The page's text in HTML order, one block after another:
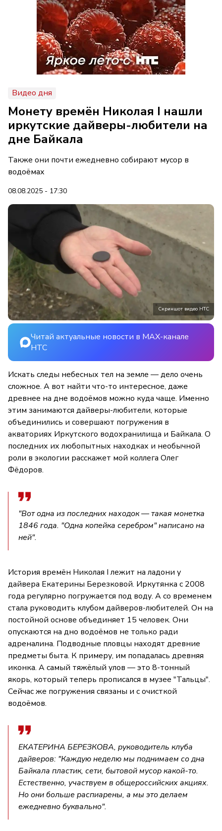
Видео дня
Монету времён Николая I нашли
иркутские дайверы-любители на
дне Байкала
Также они почти ежедневно собирают мусор в
водоёмах
08.08.2025 - 17:30
Скриншот видео НТС
Читай актуальные новости в MAX-канале
НТС
Искать следы небесных тел на земле — дело очень
сложное. А вот найти что-то интересное, даже
древнее на дне водоёмов можно куда чаще. Именно
этим занимаются дайверы-любители, которые
объединились и совершают погружения в
акваториях Иркутского водохранилища и Байкала. О
последних их любопытных находках и необычной
роли в экологии расскажет мой коллега Олег
Фёдоров.
"Вот одна из последних находок — такая монетка
1846 года. "Одна копейка серебром" написано на
ней".
История времён Николая I лежит на ладони у
дайвера Екатерины Березковой. Иркутянка с 2008
года регулярно погружается под воду. А со временем
стала руководить клубом дайверов-любителей. Он на
постойной основе объединяет 15 человек. Они
опускаются на дно водоёмов не только ради
адреналина. Подводные пловцы находят древние
предметы быта. К примеру, им попадалась древняя
иконка. А самый тяжёлый улов — это 8-тонный
якорь, который теперь прописался в музее "Тальцы".
Сейчас же погружения связаны и с очисткой
водоёмов.
ЕКАТЕРИНА БЕРЕЗКОВА, руководитель клуба
дайверов: "Каждую неделю мы поднимаем со дна
Байкала пластик, сети, бытовой мусор какой-то.
Естественно, участвуем в общероссийских акциях.
Но они больше распиарены, а мы это делаем
ежедневно буквально".